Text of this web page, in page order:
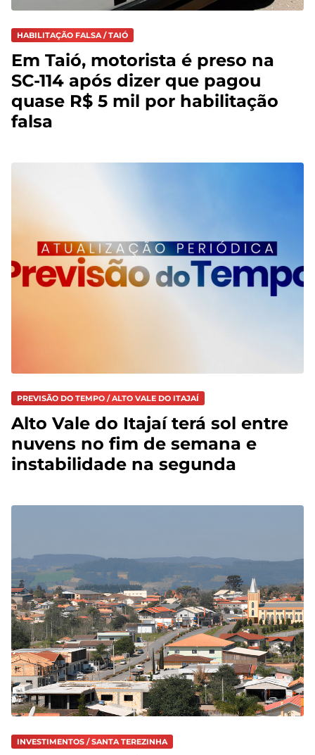
HABILITAÇÃO FALSA / TAIÓ
Em Taió, motorista é preso na
SC-114 após dizer que pagou
quase R$ 5 mil por habilitação
falsa
PREVISÃO DO TEMPO / ALTO VALE DO ITAJAÍ
Alto Vale do Itajaí terá sol entre
nuvens no fim de semana e
instabilidade na segunda
INVESTIMENTOS / SANTA TEREZINHA